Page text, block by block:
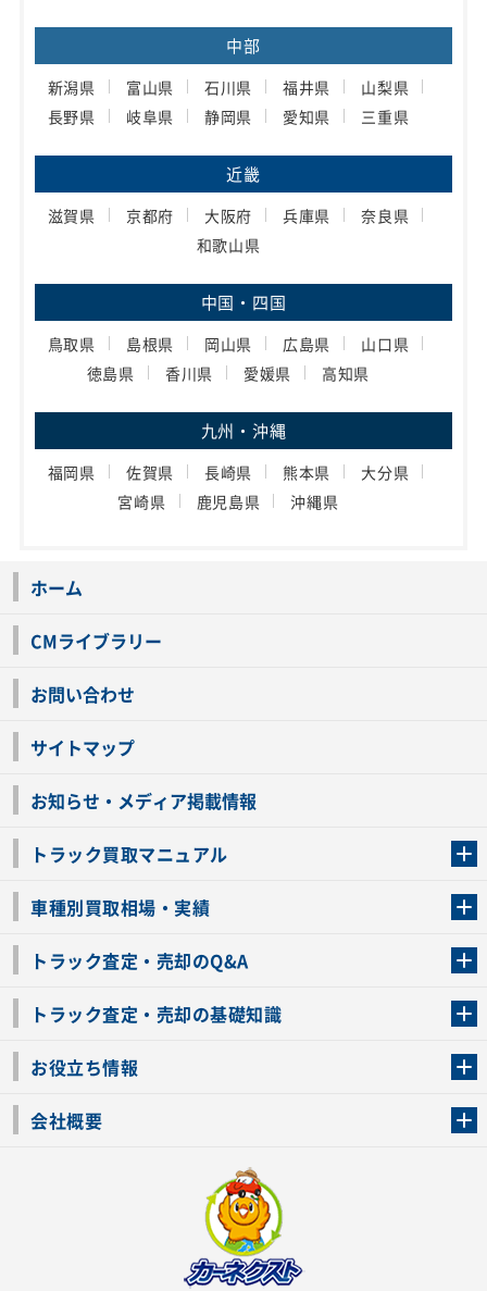
中部
新潟県 富山県 石川県 福井県
山梨県
長野県
岐阜県 静岡県 愛知県 三重県
近畿
滋賀県 京都府 大阪府 兵庫県
奈良県
和歌山県
中国・四国
鳥取県 島根県 岡山県 広島県
山口県
徳島県
香川県 愛媛県 高知県
九州・沖縄
福岡県 佐賀県 長崎県 熊本県
大分県
宮崎県
鹿児島県 沖縄県
ホーム
CMライブラリー
お問い合わせ
サイトマップ
お知らせ・メディア掲載情報
トラック買取マニュアル
車種別買取相場・実績
トラック査定・売却のQ&A
トラック査定・売却の基礎知識
お役立ち情報
会社概要